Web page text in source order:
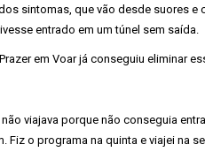
sintomas, que vão desde suores
entrado em um túnel sem saída.
em Voar já conseguiu eliminar
viajava porque não conseguia
o programa na quinta e viajei na